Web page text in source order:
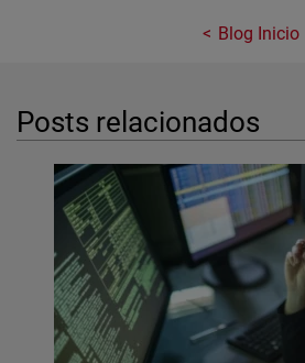
Blog Inicio
Posts relacionados